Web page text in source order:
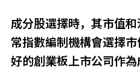
成分股選擇時，其市值
常指數編制機構會選擇
好的創業板上市公司作